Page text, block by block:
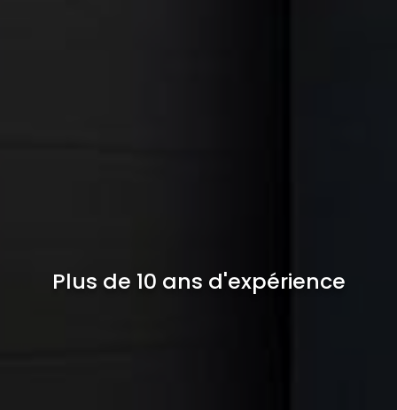
Plus de 10 ans d'expérience